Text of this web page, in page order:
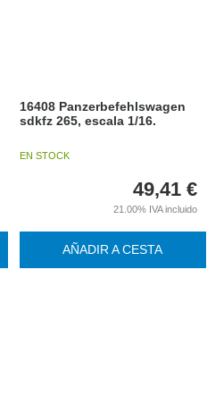
16408 Panzerbefehlswagen
sdkfz 265, escala 1/16.
EN STOCK
49,41 €
21.00% IVA incluido
AÑADIR A CESTA